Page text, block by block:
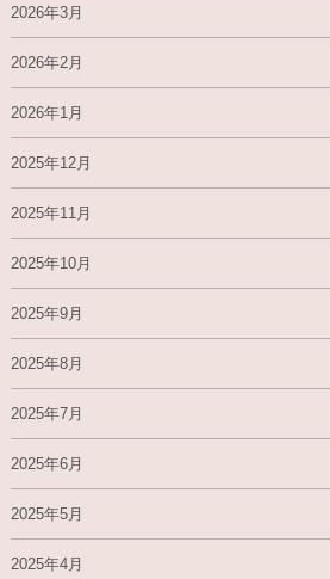
2026年3月
2026年2月
2026年1月
2025年12月
2025年11月
2025年10月
2025年9月
2025年8月
2025年7月
2025年6月
2025年5月
2025年4月